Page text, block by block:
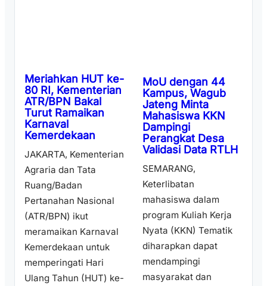
Meriahkan HUT ke-
80 RI, Kementerian
ATR/BPN Bakal
Turut Ramaikan
Karnaval
Kemerdekaan
JAKARTA, Kementerian
Agraria dan Tata
Ruang/Badan
Pertanahan Nasional
(ATR/BPN) ikut
meramaikan Karnaval
Kemerdekaan untuk
memperingati Hari
Ulang Tahun (HUT) ke-
MoU dengan 44
Kampus, Wagub
Jateng Minta
Mahasiswa KKN
Dampingi
Perangkat Desa
Validasi Data RTLH
SEMARANG,
Keterlibatan
mahasiswa dalam
program Kuliah Kerja
Nyata (KKN) Tematik
diharapkan dapat
mendampingi
masyarakat dan